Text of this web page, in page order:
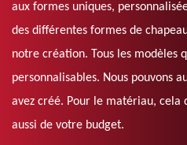
aux formes uniques,
des différentes formes de
notre création. Tous les modèles
personnalisables. Nous pouvons
avez créé. Pour le matériau, cela
aussi de votre budget.